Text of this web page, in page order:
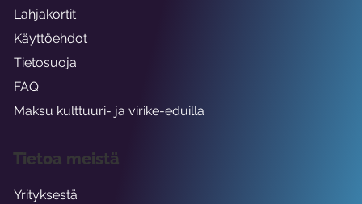
Lahjakortit
Käyttöehdot
Tietosuoja
FAQ
Maksu kulttuuri- ja virike-eduilla
Tietoa meistä
Yrityksestä